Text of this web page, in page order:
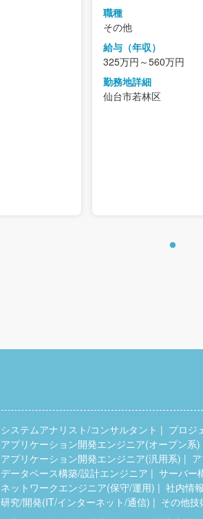
職種
その他
給与（年収）
325万円～560万円
勤務地詳細
仙台市若林区
システムアナリスト/コンサルタント
プロジ
アプリケーション開発エンジニア(オープン系)
アプリケーション開発エンジニア(汎用系)
データベース構築/設計エンジニア
サーバー
ネットワークエンジニア(保守/運用)
社内情
研究/開発(IT/インターネット/通信)
その他